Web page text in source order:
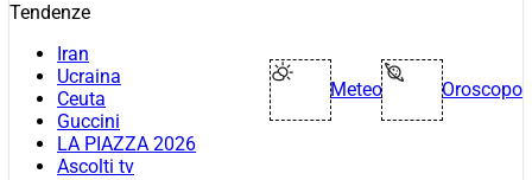
Tendenze
Iran
Ucraina
Ceuta
Guccini
LA PIAZZA 2026
Ascolti tv
Meteo Oroscopo